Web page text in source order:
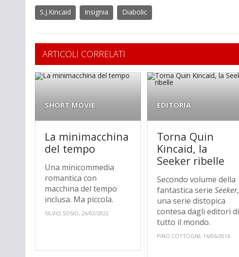
S.J.Kincaid
Insignia Diabolic
ARTICOLI CORRELATI
SHORT MOVIE
La minimacchina
del tempo
Una minicommedia
romantica con
macchina del tempo
inclusa. Ma piccola.
SILVIO SOSIO, 26/02/2022
EDITORIA
Torna Quin
Kincaid, la
Seeker ribelle
Secondo volume della
fantastica serieSeeker,
una serie distopica
contesa dagli editori di
tutto il mondo.
PINO COTTOGNI, 16/06/2016